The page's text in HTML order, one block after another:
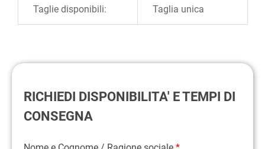
Taglie disponibili: Taglia unica
RICHIEDI DISPONIBILITA' E TEMPI DI
CONSEGNA